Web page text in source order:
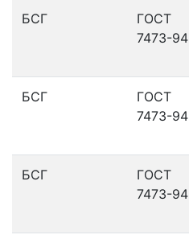
БСГ
ГОСТ
7473-94
БСГ
ГОСТ
7473-94
БСГ
ГОСТ
7473-94